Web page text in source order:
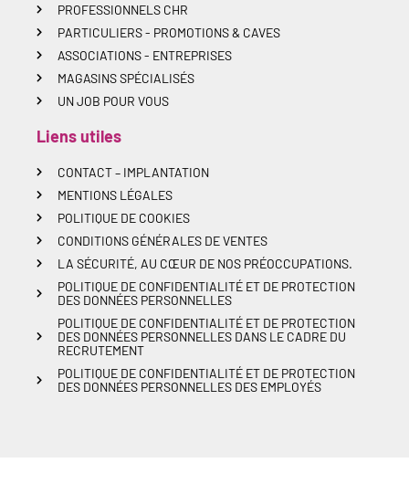
PROFESSIONNELS CHR
PARTICULIERS - PROMOTIONS & CAVES
ASSOCIATIONS - ENTREPRISES
MAGASINS SPÉCIALISÉS
UN JOB POUR VOUS
Liens utiles
CONTACT – IMPLANTATION
MENTIONS LÉGALES
POLITIQUE DE COOKIES
CONDITIONS GÉNÉRALES DE VENTES
LA SÉCURITÉ, AU CŒUR DE NOS PRÉOCCUPATIONS.
POLITIQUE DE CONFIDENTIALITÉ ET DE PROTECTION
DES DONNÉES PERSONNELLES
POLITIQUE DE CONFIDENTIALITÉ ET DE PROTECTION
DES DONNÉES PERSONNELLES DANS LE CADRE DU
RECRUTEMENT
POLITIQUE DE CONFIDENTIALITÉ ET DE PROTECTION
DES DONNÉES PERSONNELLES DES EMPLOYÉS